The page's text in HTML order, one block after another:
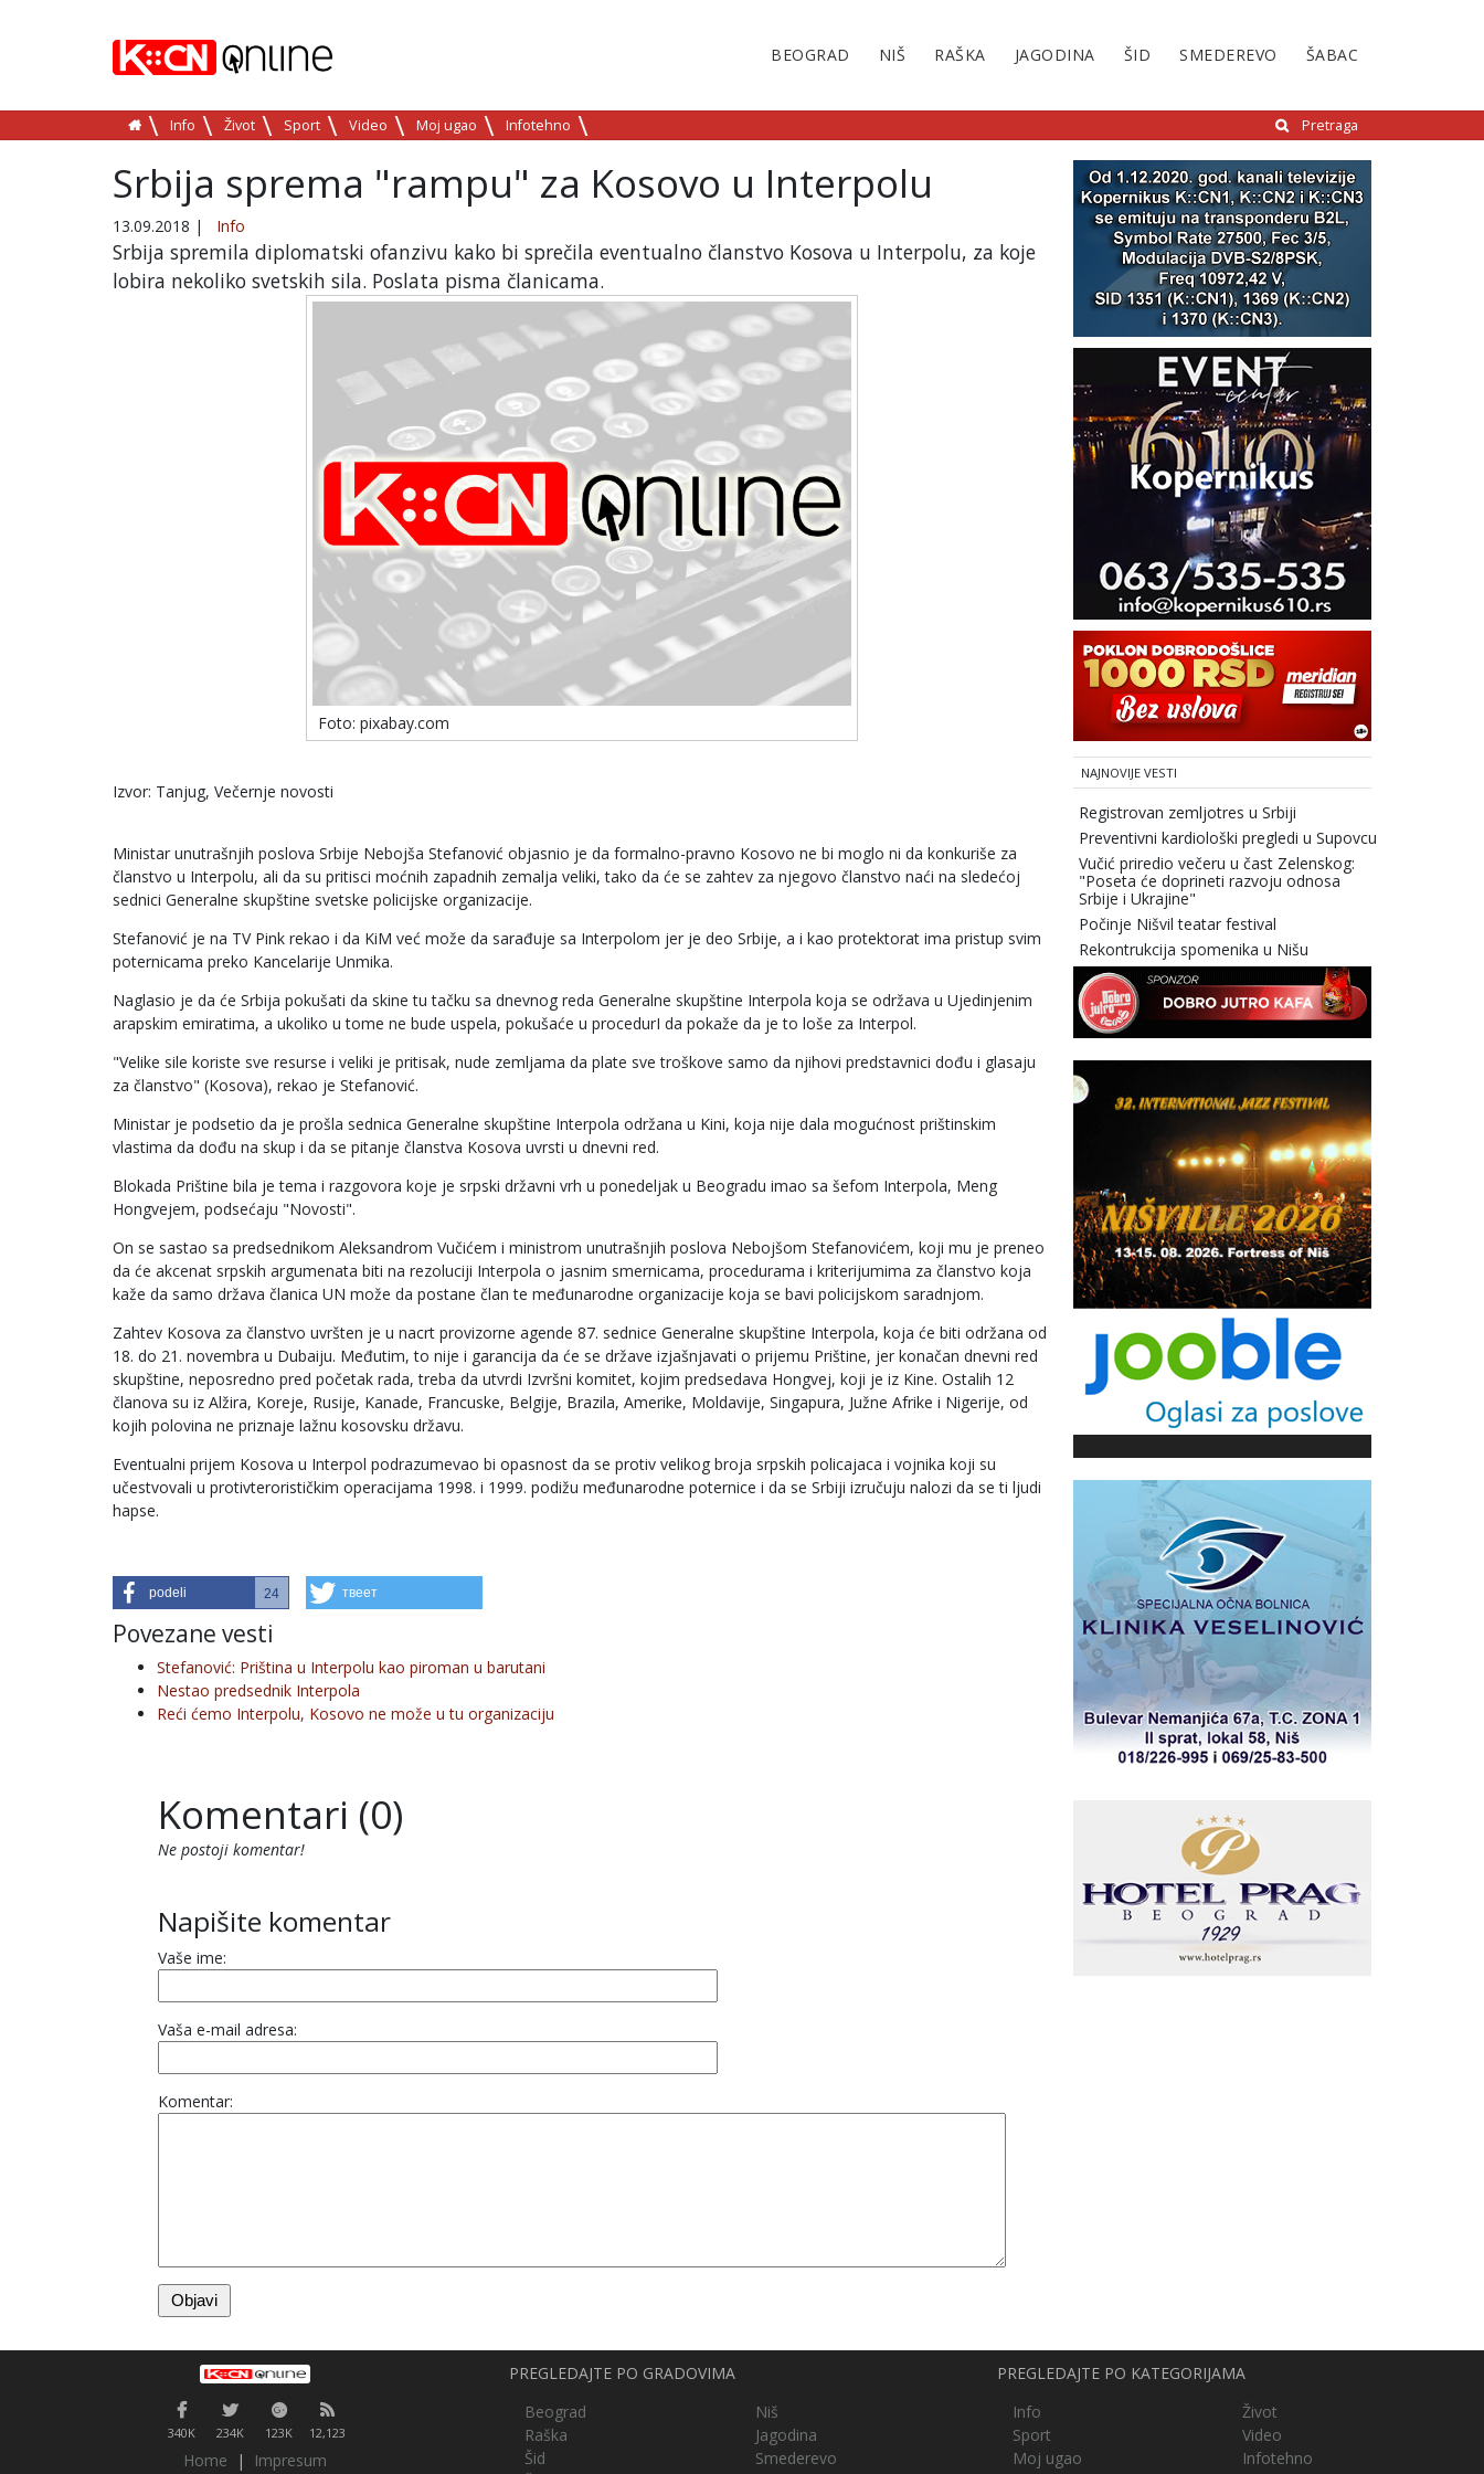
BEOGRAD NIŠ RAŠKA JAGODINA ŠID SMEDEREVO ŠABAC
Info Život Sport Video Moj ugao Infotehno Pretraga
Srbija sprema "rampu" za Kosovo u Interpolu
13.09.2018 | Info
Srbija spremila diplomatski ofanzivu kako bi sprečila eventualno članstvo Kosova u Interpolu, za koje
lobira nekoliko svetskih sila. Poslata pisma članicama.
Foto: pixabay.com
Izvor: Tanjug, Večernje novosti
Ministar unutrašnjih poslova Srbije Nebojša Stefanović objasnio je da formalno-pravno Kosovo ne bi moglo ni da konkuriše za
članstvo u Interpolu, ali da su pritisci moćnih zapadnih zemalja veliki, tako da će se zahtev za njegovo članstvo naći na sledećoj
sednici Generalne skupštine svetske policijske organizacije.
Stefanović je na TV Pink rekao i da KiM već može da sarađuje sa Interpolom jer je deo Srbije, a i kao protektorat ima pristup svim
poternicama preko Kancelarije Unmika.
Naglasio je da će Srbija pokušati da skine tu tačku sa dnevnog reda Generalne skupštine Interpola koja se održava u Ujedinjenim
arapskim emiratima, a ukoliko u tome ne bude uspela, pokušaće u procedurI da pokaže da je to loše za Interpol.
"Velike sile koriste sve resurse i veliki je pritisak, nude zemljama da plate sve troškove samo da njihovi predstavnici dođu i glasaju
za članstvo" (Kosova), rekao je Stefanović.
Ministar je podsetio da je prošla sednica Generalne skupštine Interpola održana u Kini, koja nije dala mogućnost prištinskim
vlastima da dođu na skup i da se pitanje članstva Kosova uvrsti u dnevni red.
Blokada Prištine bila je tema i razgovora koje je srpski državni vrh u ponedeljak u Beogradu imao sa šefom Interpola, Meng
Hongvejem, podsećaju "Novosti".
On se sastao sa predsednikom Aleksandrom Vučićem i ministrom unutrašnjih poslova Nebojšom Stefanovićem, koji mu je preneo
da će akcenat srpskih argumenata biti na rezoluciji Interpola o jasnim smernicama, procedurama i kriterijumima za članstvo koja
kaže da samo država članica UN može da postane član te međunarodne organizacije koja se bavi policijskom saradnjom.
Zahtev Kosova za članstvo uvršten je u nacrt provizorne agende 87. sednice Generalne skupštine Interpola, koja će biti održana od
18. do 21. novembra u Dubaiju. Međutim, to nije i garancija da će se države izjašnjavati o prijemu Prištine, jer konačan dnevni red
skupštine, neposredno pred početak rada, treba da utvrdi Izvršni komitet, kojim predsedava Hongvej, koji je iz Kine. Ostalih 12
članova su iz Alžira, Koreje, Rusije, Kanade, Francuske, Belgije, Brazila, Amerike, Moldavije, Singapura, Južne Afrike i Nigerije, od
kojih polovina ne priznaje lažnu kosovsku državu.
Eventualni prijem Kosova u Interpol podrazumevao bi opasnost da se protiv velikog broja srpskih policajaca i vojnika koji su
učestvovali u protivterorističkim operacijama 1998. i 1999. podižu međunarodne poternice i da se Srbiji izručuju nalozi da se ti ljudi
hapse.
podeli 24 твеет
Povezane vesti
Stefanović: Priština u Interpolu kao piroman u barutani
Nestao predsednik Interpola
Reći ćemo Interpolu, Kosovo ne može u tu organizaciju
Komentari (0)
Ne postoji komentar!
Napišite komentar
Vaše ime:
Vaša e-mail adresa:
Komentar:
NAJNOVIJE VESTI
Registrovan zemljotres u Srbiji
Preventivni kardiološki pregledi u Supovcu
Vučić priredio večeru u čast Zelenskog:
"Poseta će doprineti razvoju odnosa
Srbije i Ukrajine"
Počinje Nišvil teatar festival
Rekontrukcija spomenika u Nišu
340K 234K 123K 12,123
Home | Impresum
PREGLEDAJTE PO GRADOVIMA
Beograd
Niš
Raška
Jagodina
Šid
Smederevo
PREGLEDAJTE PO KATEGORIJAMA
Info
Život
Sport
Video
Moj ugao
Infotehno